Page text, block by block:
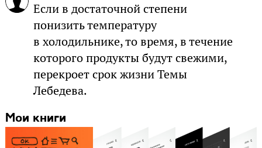
Если в достаточной степени
понизить температуру
в холодильнике, то время, в течение
которого продукты будут свежими,
перекроет срок жизни Темы
Лебедева.
Мои книги